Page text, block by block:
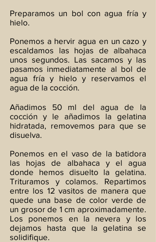
Preparamos un bol con agua fría y
hielo.
Ponemos a hervir agua en un cazo y
escaldamos las hojas de albahaca
unos segundos. Las sacamos y las
pasamos inmediatamente al bol de
agua fría y hielo y reservamos el
agua de la cocción.
Añadimos 50 ml del agua de la
cocción y le añadimos la gelatina
hidratada, removemos para que se
disuelva.
Ponemos en el vaso de la batidora
las hojas de albahaca y el agua
donde hemos disuelto la gelatina.
Trituramos y colamos. Repartimos
entre los 12 vasitos de manera que
quede una base de color verde de
un grosor de 1 cm aproximadamente.
Los ponemos en la nevera y los
dejamos hasta que la gelatina se
solidifique.